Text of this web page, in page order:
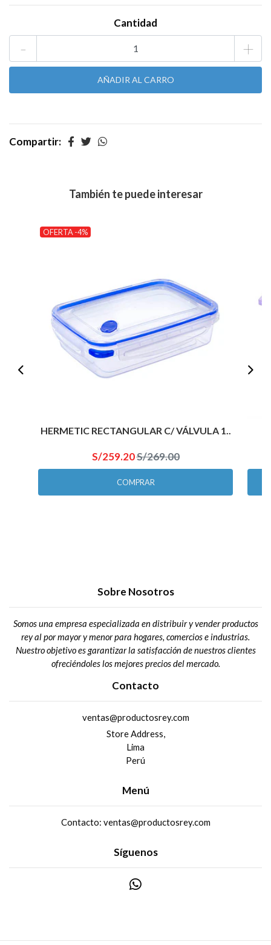
Cantidad
- +
Compartir:
También te puede interesar
OFERTA -4%
HERMETIC RECTANGULAR C/ VÁLVULA 1..
S/259.20S/269.00
COMPRAR
Sobre Nosotros
Somos una empresa especializada en distribuir y vender productos
rey al por mayor y menor para hogares, comercios e industrias.
Nuestro objetivo es garantizar la satisfacción de nuestros clientes
ofreciéndoles los mejores precios del mercado.
Contacto
ventas@productosrey.com
Store Address,
Lima
Perú
Menú
Contacto: ventas@productosrey.com
Síguenos